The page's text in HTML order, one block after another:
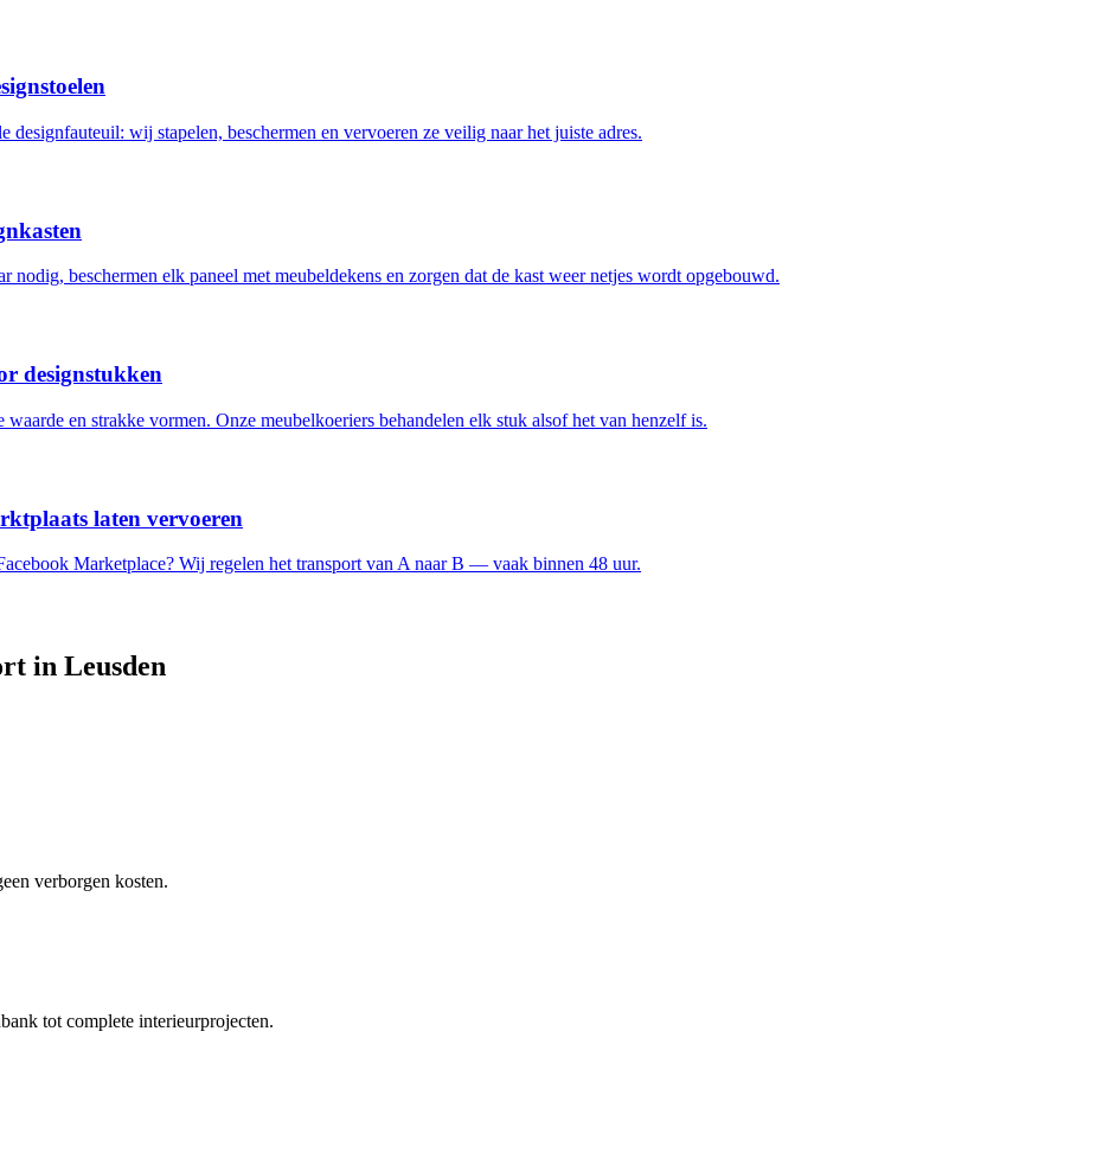
designfauteuil: wij stapelen, beschermen en vervoeren ze veilig naar het juiste adres.
beschermen elk paneel met meubeldekens en zorgen dat de kast weer netjes wordt opgebouwd.
designstukken
en strakke vormen. Onze meubelkoeriers behandelen elk stuk alsof het van henzelf is.
laten vervoeren
Marketplace? Wij regelen het transport van A naar B — vaak binnen 48 uur.
in Leusden
verborgen kosten.
tot complete interieurprojecten.